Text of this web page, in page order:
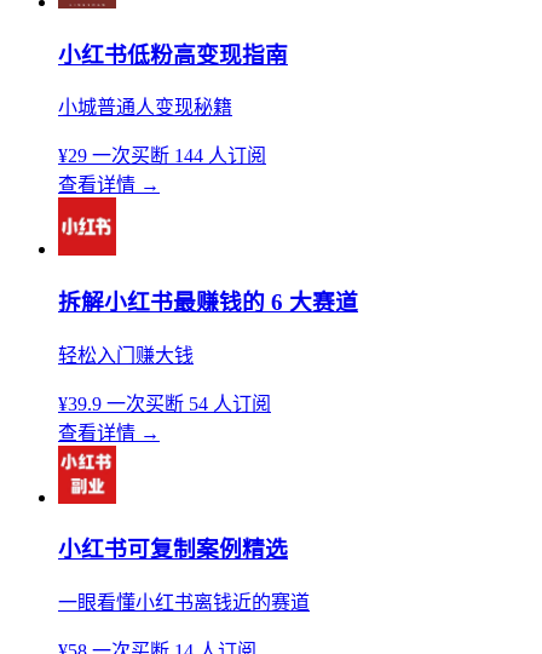
小红书低粉高变现指南
小城普通人变现秘籍
¥29 一次买断 144 人订阅
查看详情 →
拆解小红书最赚钱的 6 大赛道
轻松入门赚大钱
¥39.9 一次买断 54 人订阅
查看详情 →
小红书可复制案例精选
一眼看懂小红书离钱近的赛道